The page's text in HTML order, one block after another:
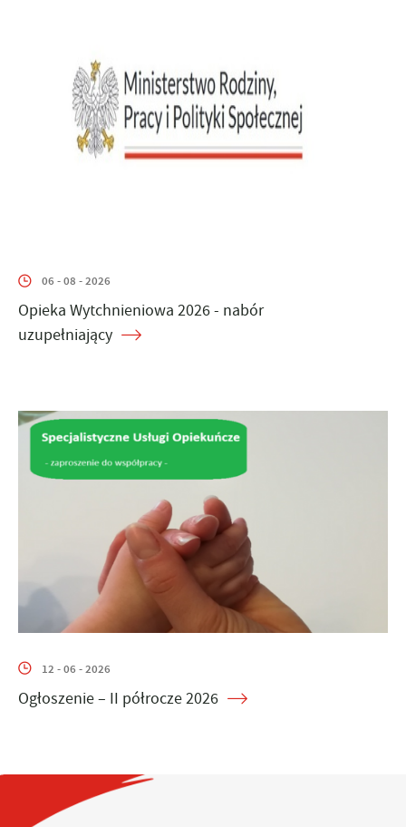
06 - 08 - 2026
Opieka Wytchnieniowa 2026 - nabór
uzupełniający
12 - 06 - 2026
Ogłoszenie – II półrocze 2026